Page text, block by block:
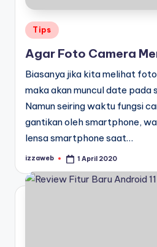
Posted
Tips
Agar Foto Camera
Biasanya jika kita melihat
maka akan muncul date pada
Namun seiring waktu fungsi
gantikan oleh smartphone,
lensa smartphone saat…
Posted
izzaweb 1 April 2020